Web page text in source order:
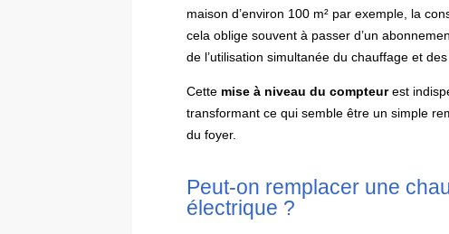
maison d’environ 100 m² par exemple, la
cela oblige souvent à passer d’un
de l’utilisation simultanée du chauffage et
Cette mise à niveau du compteurest
transformant ce qui semble être un simple
du foyer.
Peut-on remplacer une
électrique ?